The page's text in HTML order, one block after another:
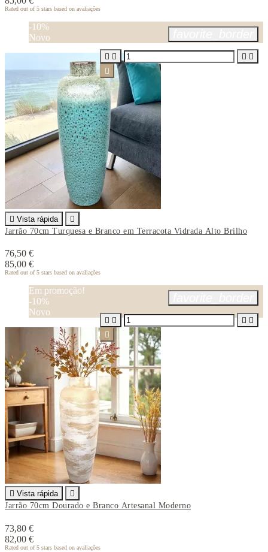
Rated out of 5 stars based on avaliações
-10%
Novo
 Vista rápida

Jarrão 70cm Turquesa e Branco em Terracota Vidrada Alto Brilho
76,50 €
85,00 €
Rated out of 5 stars based on avaliações
   

Em promoção!
-10%
Novo
 Vista rápida

Jarrão 70cm Dourado e Branco Artesanal Moderno
73,80 €
82,00 €
Rated out of 5 stars based on avaliações
   
